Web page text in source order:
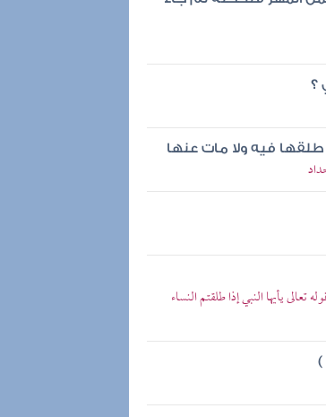
؟
طلقها فيه ولا مات عنها
يأيها النبي إذا طلقتم النساء
)